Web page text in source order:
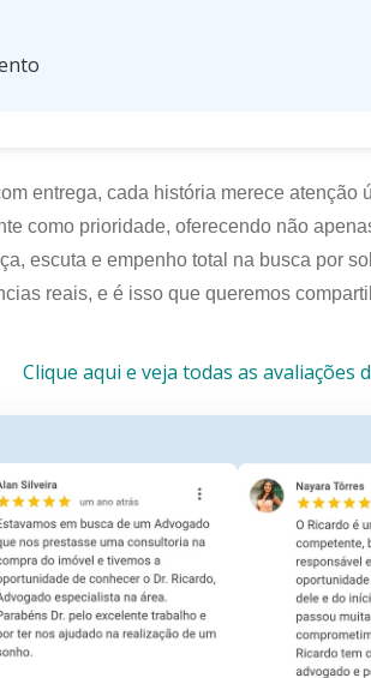
entrega, cada história merece atenção
como prioridade, oferecendo não
escuta e empenho total na busca por
reais, e é isso que queremos
Clique aqui e veja todas as avaliações